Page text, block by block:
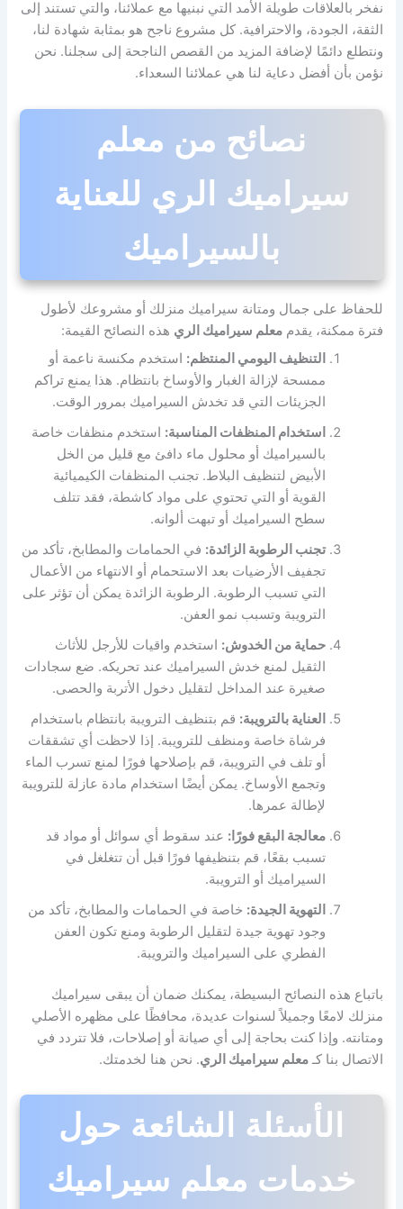
نفخر بالعلاقات طويلة الأمد التي نبنيها مع عملائنا، والتي تستند إلى
الثقة، الجودة، والاحترافية. كل مشروع ناجح هو بمثابة شهادة لنا،
ونتطلع دائمًا لإضافة المزيد من القصص الناجحة إلى سجلنا. نحن
نؤمن بأن أفضل دعاية لنا هي عملائنا السعداء.
نصائح من معلم
سيراميك الري للعناية
بالسيراميك
للحفاظ على جمال ومتانة سيراميك منزلك أو مشروعك لأطول
فترة ممكنة، يقدممعلم سيراميك الري هذه النصائح القيمة:
التنظيف اليومي المنتظم: استخدم مكنسة ناعمة أو
ممسحة لإزالة الغبار والأوساخ بانتظام. هذا يمنع تراكم
الجزيئات التي قد تخدش السيراميك بمرور الوقت.
استخدام المنظفات المناسبة: استخدم منظفات خاصة
بالسيراميك أو محلول ماء دافئ مع قليل من الخل
الأبيض لتنظيف البلاط. تجنب المنظفات الكيميائية
القوية أو التي تحتوي على مواد كاشطة، فقد تتلف
سطح السيراميك أو تبهت ألوانه.
تجنب الرطوبة الزائدة: في الحمامات والمطابخ، تأكد من
تجفيف الأرضيات بعد الاستحمام أو الانتهاء من الأعمال
التي تسبب الرطوبة. الرطوبة الزائدة يمكن أن تؤثر على
الترويبة وتسبب نمو العفن.
حماية من الخدوش: استخدم واقيات للأرجل للأثاث
الثقيل لمنع خدش السيراميك عند تحريكه. ضع سجادات
صغيرة عند المداخل لتقليل دخول الأتربة والحصى.
العناية بالترويبة: قم بتنظيف الترويبة بانتظام باستخدام
فرشاة خاصة ومنظف للترويبة. إذا لاحظت أي تشققات
أو تلف في الترويبة، قم بإصلاحها فورًا لمنع تسرب الماء
وتجمع الأوساخ. يمكن أيضًا استخدام مادة عازلة للترويبة
لإطالة عمرها.
معالجة البقع فورًا: عند سقوط أي سوائل أو مواد قد
تسبب بقعًا، قم بتنظيفها فورًا قبل أن تتغلغل في
السيراميك أو الترويبة.
التهوية الجيدة: خاصة في الحمامات والمطابخ، تأكد من
وجود تهوية جيدة لتقليل الرطوبة ومنع تكون العفن
الفطري على السيراميك والترويبة.
باتباع هذه النصائح البسيطة، يمكنك ضمان أن يبقى سيراميك
منزلك لامعًا وجميلاً لسنوات عديدة، محافظًا على مظهره الأصلي
ومتانته. وإذا كنت بحاجة إلى أي صيانة أو إصلاحات، فلا تتردد في
الاتصال بنا كـمعلم سيراميك الري. نحن هنا لخدمتك.
الأسئلة الشائعة حول
خدمات معلم سيراميك